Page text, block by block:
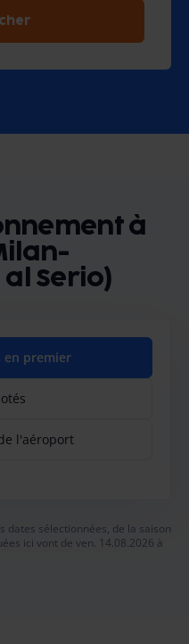
à
Serio)
en premier
l'aéroport
dates sélectionnées, de la saison
ici vont de ven. 14.08.2026 à